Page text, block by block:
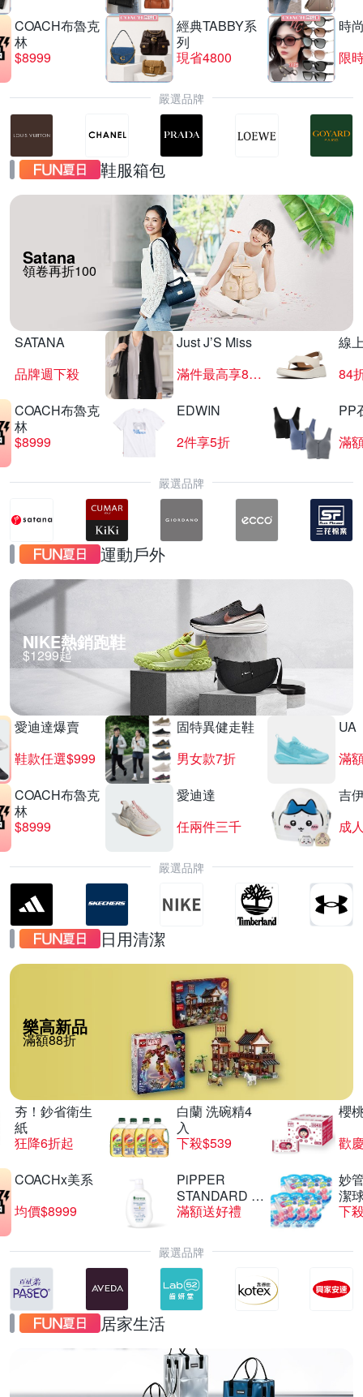
Duyan竹漾寢飾 限時優惠
滿1件享95折
COACH布魯克
林
$8999
經典TABBY系
列
現省4800
時
限
嚴選品牌
鞋服箱包
Satana
領卷再折100
SATANA
品牌週下殺
Just J’S Miss
滿件最高享85折
線
84
COACH布魯克
林
$8999
EDWIN
2件享5折
PP
滿
嚴選品牌
運動戶外
NIKE熱銷跑鞋
$1299起
愛迪達爆賣
鞋款任選$999
固特異健走鞋
男女款7折
UA
滿
COACH布魯克
林
$8999
愛迪達
任兩件三千
吉
嚴選品牌
日用清潔
樂高新品
滿額88折
夯！鈔省衛生
紙
狂降6折起
白蘭 洗碗精4
入
下殺$539
櫻
歡
COACHx美系
均價$8999
PiPPER
STANDARD 沛
柏
滿額送好禮
妙
潔
下
嚴選品牌
居家生活